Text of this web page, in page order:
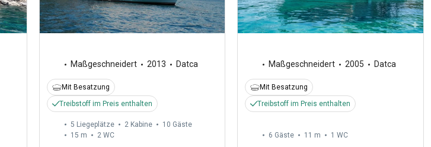
Maßgeschneidert 2013 Datca
Mit Besatzung
Treibstoff im Preis enthalten
5 Liegeplätze 2 Kabine
10 Gäste
15 m
2 WC
Maßgeschneidert 2005 Datca
Mit Besatzung
Treibstoff im Preis enthalten
6 Gäste 11 m 1 WC